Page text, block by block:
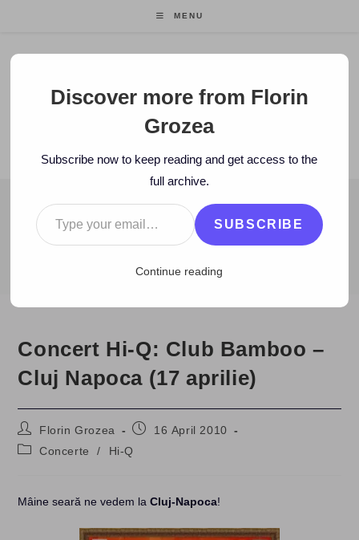
MENU
Florin Grozea
ENTREPRENEUR. FOUNDER/CEO MOCAPP.
BLOG
2010 > April > 16 > Hi-Q > Concert Hi-Q: Club Bamboo – Cluj
Concert Hi-Q: Club Bamboo –
Cluj Napoca (17 aprilie)
Post
author:
Florin Grozea
Post16 April 2010
PostConcerte / Hi-Q
Mâine seară ne vedem laCluj-Napoca!
Discover more from Florin
Grozea
Subscribe now to keep reading and get access to the
full archive.
Type your email…
SUBSCRIBE
Continue reading